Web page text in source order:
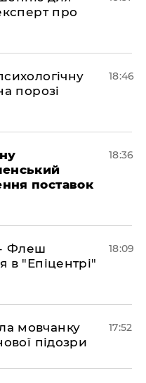
про
порозі
18:46
поставок
18:36
- Флеш
в "Епіцентрі"
18:09
мовчанку
підозри
17:52